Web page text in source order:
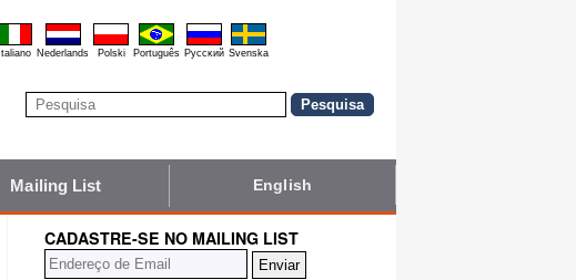
Italiano Nederlands Polski Português Pyccĸий Svenska
Mailing List English
CADASTRE-SE NO MAILING LIST